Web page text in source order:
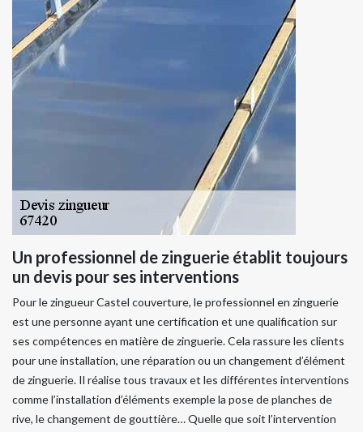
Un professionnel de zinguerie établit toujours
un devis pour ses interventions
Pour le zingueur Castel couverture, le professionnel en zinguerie
est une personne ayant une certification et une qualification sur
ses compétences en matière de zinguerie. Cela rassure les clients
pour une installation, une réparation ou un changement d’élément
de zinguerie. Il réalise tous travaux et les différentes interventions
comme l’installation d’éléments exemple la pose de planches de
rive, le changement de gouttière… Quelle que soit l’intervention